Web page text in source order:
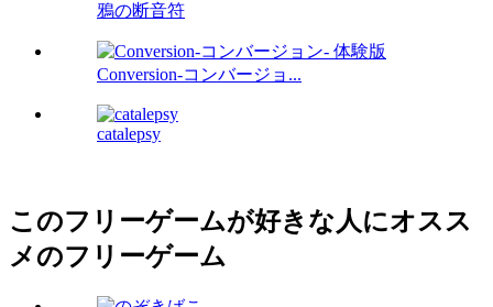
鴉の断音符
Conversion-コンバージョ...
catalepsy
このフリーゲームが好きな人にオスス
メのフリーゲーム